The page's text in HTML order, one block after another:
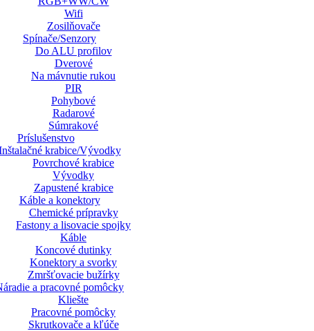
Wifi
Zosilňovače
Spínače/Senzory
Do ALU profilov
Dverové
Na mávnutie rukou
PIR
Pohybové
Radarové
Súmrakové
Príslušenstvo
krabice/Vývodky
Povrchové krabice
Vývodky
Zapustené krabice
Káble a konektory
Chemické prípravky
Fastony a lisovacie spojky
Káble
Koncové dutinky
Konektory a svorky
Zmršťovacie bužírky
a pracovné pomôcky
Kliešte
Pracovné pomôcky
Skrutkovače a kľúče